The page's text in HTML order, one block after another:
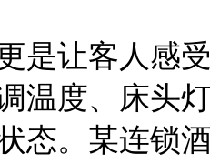
是让客人感
温度、床头
态。某连锁